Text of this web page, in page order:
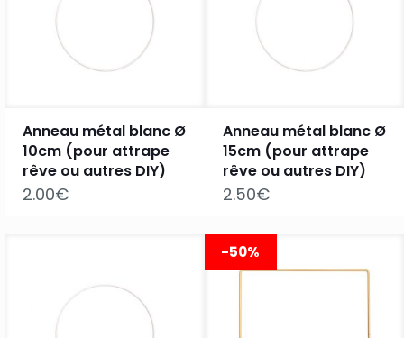
Anneau métal blanc Ø
10cm (pour attrape
rêve ou autres DIY)
2.00€
Anneau métal blanc Ø
15cm (pour attrape
rêve ou autres DIY)
2.50€
-50%